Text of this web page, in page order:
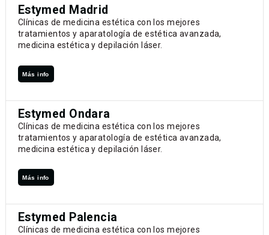
Estymed Madrid
Clínicas de medicina estética con los mejores
tratamientos y aparatología de estética avanzada,
medicina estética y depilación láser.
Más info
Estymed Ondara
Clínicas de medicina estética con los mejores
tratamientos y aparatología de estética avanzada,
medicina estética y depilación láser.
Más info
Estymed Palencia
Clínicas de medicina estética con los mejores